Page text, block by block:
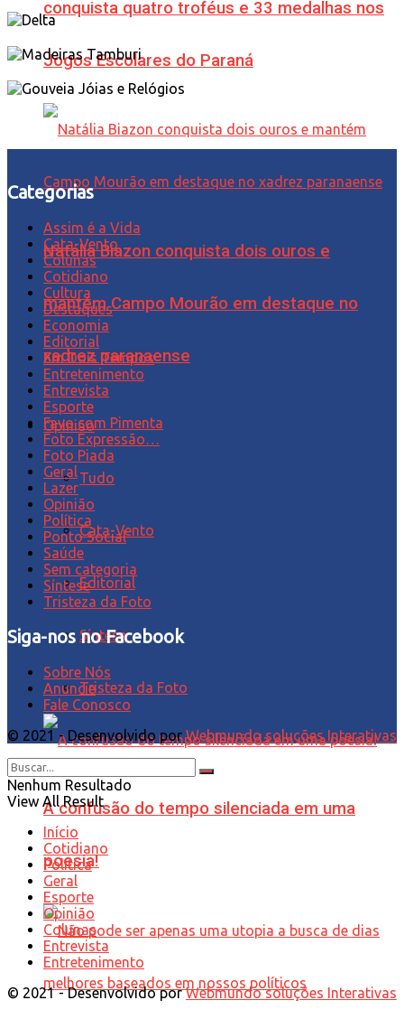
conquista quatro troféus e 33 medalhas nos
Jogos Escolares do Paraná
Natália Biazon conquista dois ouros e
mantém Campo Mourão em destaque no
xadrez paranaense
Opinião
Tudo
Cata-Vento
Editorial
Síntese
Tristeza da Foto
A confusão do tempo silenciada em uma
poesia!
Categorias
Assim é a Vida
Cata-Vento
Colunas
Cotidiano
Cultura
Destaques
Economia
Editorial
Em Dois Tempos
Entretenimento
Entrevista
Esporte
Favo com Pimenta
Foto Expressão…
Foto Piada
Geral
Lazer
Opinião
Política
Ponto Social
Saúde
Sem categoria
Síntese
Tristeza da Foto
Siga-nos no Facebook
Sobre Nós
Anuncie
Fale Conosco
© 2021 - Desenvolvido porWebmundo soluções Interativas
Nenhum Resultado
View All Result
Início
Cotidiano
Política
Geral
Esporte
Opinião
Colunas
Entrevista
Entretenimento
© 2021 - Desenvolvido porWebmundo soluções Interativas